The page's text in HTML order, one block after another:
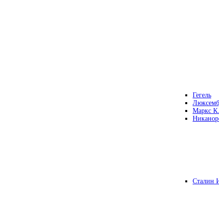
Гегель
Маркс К.
Сталин